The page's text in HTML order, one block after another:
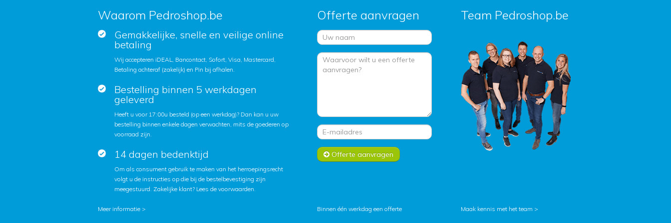
Waarom Pedroshop.be
Gemakkelijke, snelle en veilige online
betaling
Wij accepteren iDEAL, Bancontact, Sofort, Visa, Mastercard,
Betaling achteraf (zakelijk) en Pin bij afhalen.
Bestelling binnen 5 werkdagen
geleverd
Heeft u voor 17:00u besteld (op een werkdag)? Dan kan u uw
bestelling binnen enkele dagen verwachten, mits de goederen op
voorraad zijn.
14 dagen bedenktijd
Om als consument gebruik te maken van het herroepingsrecht
volgt u de instructies op die bij de bestelbevestiging zijn
meegestuurd. Zakelijke klant? Lees de voorwaarden.
Offerte aanvragen
Offerte aanvragen
Team Pedroshop.be
Meer informatie > Binnen één werkdag een offerte Maak kennis met het team >